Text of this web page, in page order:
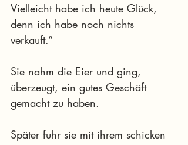
Vielleicht habe ich heute Glück,
denn ich habe noch nichts
verkauft.“
Sie nahm die Eier und ging,
überzeugt, ein gutes Geschäft
gemacht zu haben.
Später fuhr sie mit ihrem schicken